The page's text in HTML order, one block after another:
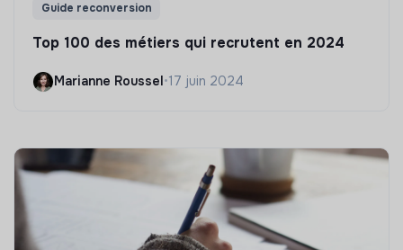
Guide reconversion
Top 100 des métiers qui recrutent en 2024
Marianne Roussel•17 juin 2024